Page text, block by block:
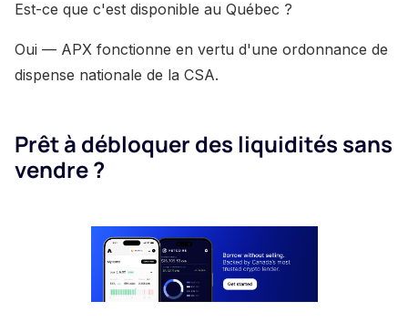
Est-ce que c'est disponible au Québec ?
Oui — APX fonctionne en vertu d'une ordonnance de
dispense nationale de la CSA.
Prêt à débloquer des liquidités sans
vendre ?